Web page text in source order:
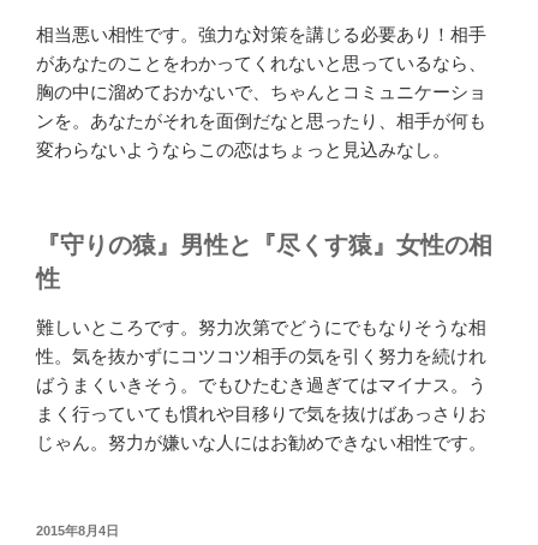
相当悪い相性です。強力な対策を講じる必要あり！相手
があなたのことをわかってくれないと思っているなら、
胸の中に溜めておかないで、ちゃんとコミュニケーショ
ンを。あなたがそれを面倒だなと思ったり、相手が何も
変わらないようならこの恋はちょっと見込みなし。
『守りの猿』男性と『尽くす猿』女性の相
性
難しいところです。努力次第でどうにでもなりそうな相
性。気を抜かずにコツコツ相手の気を引く努力を続けれ
ばうまくいきそう。でもひたむき過ぎてはマイナス。う
まく行っていても慣れや目移りで気を抜けばあっさりお
じゃん。努力が嫌いな人にはお勧めできない相性です。
投
2015年8月4日